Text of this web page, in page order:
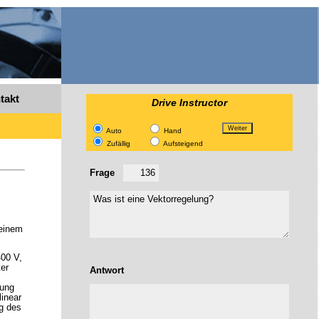
V,
des
Drive Instructor
Auto
Hand
Zufällig
Aufsteigend
Frage
Antwort